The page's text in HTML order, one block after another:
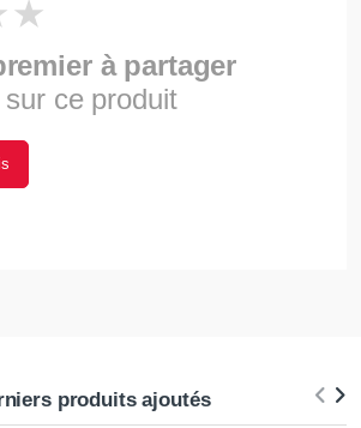
à partager
sur ce produit
produits ajoutés